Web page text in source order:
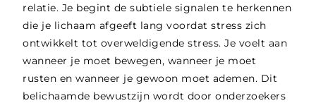
relatie. Je begint de subtiele signalen te herkennen
die je lichaam afgeeft lang voordat stress zich
ontwikkelt tot overweldigende stress. Je voelt aan
wanneer je moet bewegen, wanneer je moet
rusten en wanneer je gewoon moet ademen. Dit
belichaamde bewustzijn wordt door onderzoekers